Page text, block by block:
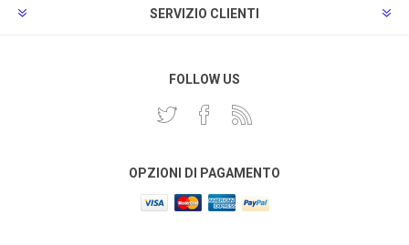
SERVIZIO CLIENTI
FOLLOW US
OPZIONI DI PAGAMENTO